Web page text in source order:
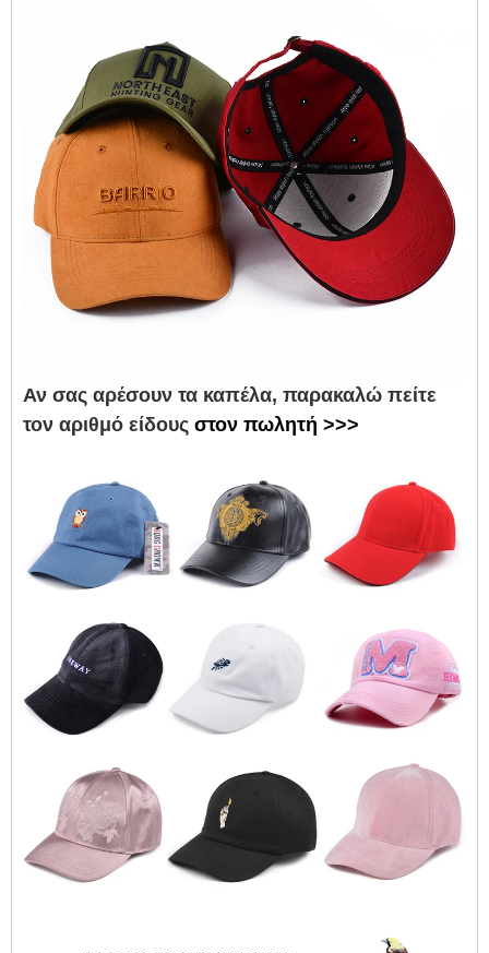
Αν σας αρέσουν τα καπέλα, παρακαλώ πείτε
τον αριθμό είδους στον πωλητή >>>